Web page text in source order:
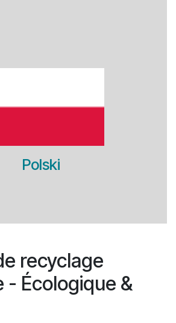
Polski
recyclage
- Écologique &